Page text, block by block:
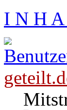
I N H